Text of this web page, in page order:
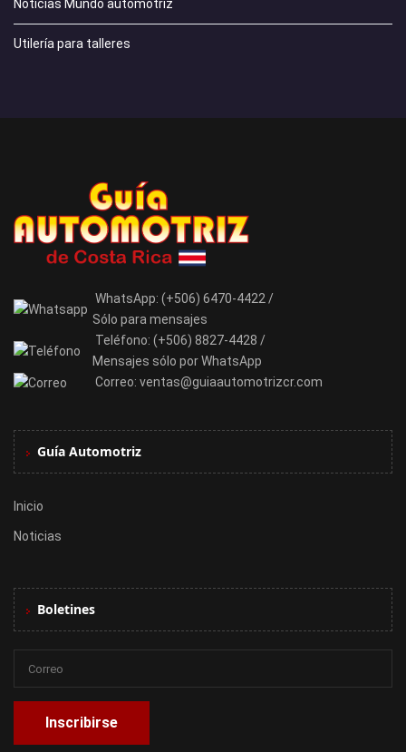
Noticias Mundo automotriz
Utilería para talleres
WhatsApp: (+506) 6470-4422 /
Sólo para mensajes
Teléfono: (+506) 8827-4428 /
Mensajes sólo por WhatsApp
Correo: ventas@guiaautomotrizcr.com
Guía Automotriz
Inicio
Noticias
Boletines